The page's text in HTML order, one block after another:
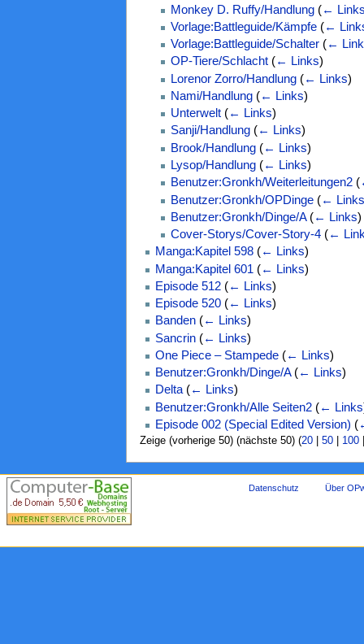
Monkey D. Ruffy/Handlung (←
Vorlage:Battleguide/Kämpfe (←
Vorlage:Battleguide/Schalter (←
OP-Tiere/Schlacht (← Links)
Lorenor Zorro/Handlung (← Links)
Nami/Handlung (← Links)
Unterwelt (← Links)
Sanji/Handlung (← Links)
Brook/Handlung (← Links)
Lysop/Handlung (← Links)
Benutzer:Gronkh/Weiterleitungen2 (
Benutzer:Gronkh/OPDinge (← Links
Benutzer:Gronkh/Dinge/A (← Links)
Cover-Storys/Cover-Story-4 (←
Manga:Kapitel 598 (← Links)
Manga:Kapitel 601 (← Links)
Episode 512 (← Links)
Episode 520 (← Links)
Banden (← Links)
Sancrin (← Links)
One Piece – Stampede (← Links)
Benutzer:Gronkh/Dinge/A (← Links)
Delta (← Links)
Benutzer:Gronkh/Alle Seiten2 (← Links
Episode 002 (Special Edited Version) (
Zeige (vorherige 50) (nächste 50) (20| 50| 100
Datenschutz Über